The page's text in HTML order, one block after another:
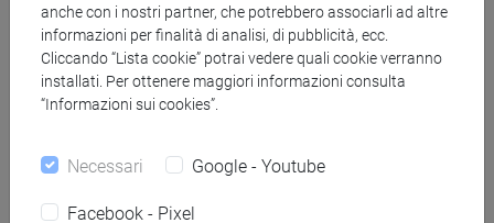
Banca Dati Nazionale dei Contratti Pubblici
Torna all'elenco dei bandi
anche con i nostri partner, che potrebbero associarli ad altre
informazioni per finalità di analisi, di pubblicità, ecc.
Cliccando “Lista cookie” potrai vedere quali cookie verranno
installati. Per ottenere maggiori informazioni consulta
“Informazioni sui cookies”.
Necessari Google - Youtube
Facebook - Pixel